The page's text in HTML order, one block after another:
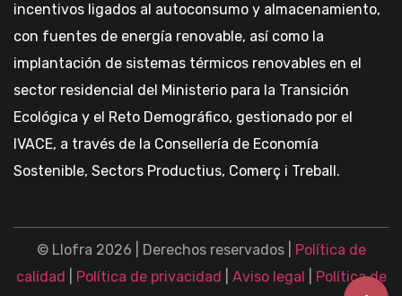
incentivos ligados al autoconsumo y almacenamiento,
con fuentes de energía renovable, así como la
implantación de sistemas térmicos renovables en el
sector residencial del Ministerio para la Transición
Ecológica y el Reto Demográfico, gestionado por el
IVACE, a través de la Consellería de Economía
Sostenible, Sectors Productius, Comerç i Treball.
© Llofra 2026 | Derechos reservados | Política de
calidad
Política de privacidad Aviso legal
Política de